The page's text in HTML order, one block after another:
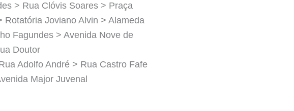
> Rua Clóvis Soares > Praça
Rotatória Joviano Alvin > Alameda
Fagundes > Avenida Nove de
Doutor
Adolfo André > Rua Castro Fafe
Major Juvenal